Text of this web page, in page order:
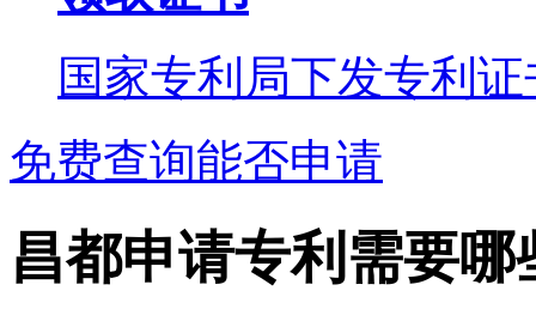
国家专利局下发专利证
免费查询能否申请
昌都申请专利需要哪